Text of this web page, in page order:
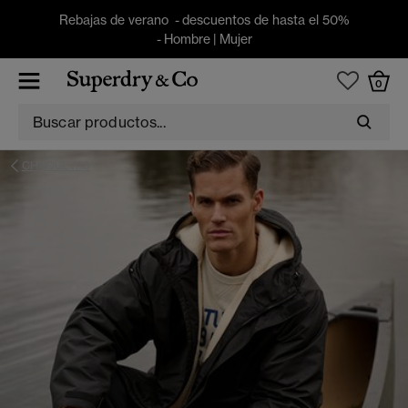
Rebajas de verano - descuentos de hasta el 50%
- Hombre| Mujer
0
CHAQUETAS